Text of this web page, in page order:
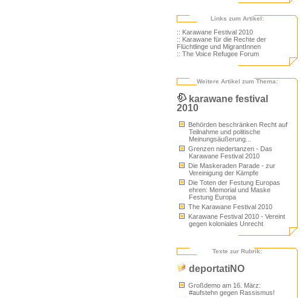
Links zum Artikel:
:: Karawane Festival 2010
:: Karawane für die Rechte der
Flüchtlinge und MigrantInnen
:: The Voice Refugee Forum
Weitere Artikel zum Thema:
karawane festival
2010
Behörden beschränken Recht auf
Teilnahme und politische
Meinungsäußerung...
Grenzen niedertanzen - Das
Karawane Festival 2010
Die Maskeraden Parade - zur
Vereinigung der Kämpfe
Die Toten der Festung Europas
ehren: Memorial und Maske
Festung Europa
The Karawane Festival 2010
Karawane Festival 2010 - Vereint
gegen koloniales Unrecht
Texte zur Rubrik:
deportatiNO
Großdemo am 16. März:
#aufstehn gegen Rassismus!